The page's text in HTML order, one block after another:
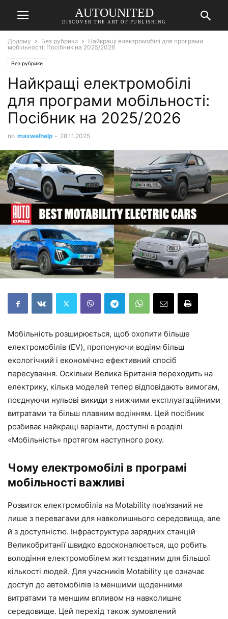
AUTOUNITED
DISCOVER THE ART OF PUBLISHING
Додому Без рубрики
Найкращі електромобілі для програми
мобільності: Посібник на 2025/2026
Без рубрики
Найкращі електромобілі
для програми мобільності:
Посібник на 2025/2026
по maxwelhelp - 28.11.2025
Мобільність розширюється, щоб охопити більше
електромобілів (EV), пропонуючи водіям більш
екологічний і економічно ефективний спосіб
пересування. Оскільки Велика Британія переходить на
електрику, кілька моделей тепер відповідають вимогам,
поєднуючи нульові викиди з нижчими експлуатаційними
витратами та більш плавним водінням. Цей посібник
розбиває найкращі варіанти, доступні в розділі
«Мобільність» протягом наступного року.
Чому електромобілі в програмі
мобільності важливі
Розвиток електромобілів на Motability пов’язаний не
лише з перевагами для навколишнього середовища, але
й з доступністю. Інфраструктура зарядних станцій
Великобританії швидко вдосконалюється, що робить
володіння електромобілем життєздатним для більшої
кількості людей. Для учасників Motability це означає
доступ до автомобілів із меншими щоденними
витратами та меншим впливом на навколишнє
середовище. Цей перехід також зумовлений